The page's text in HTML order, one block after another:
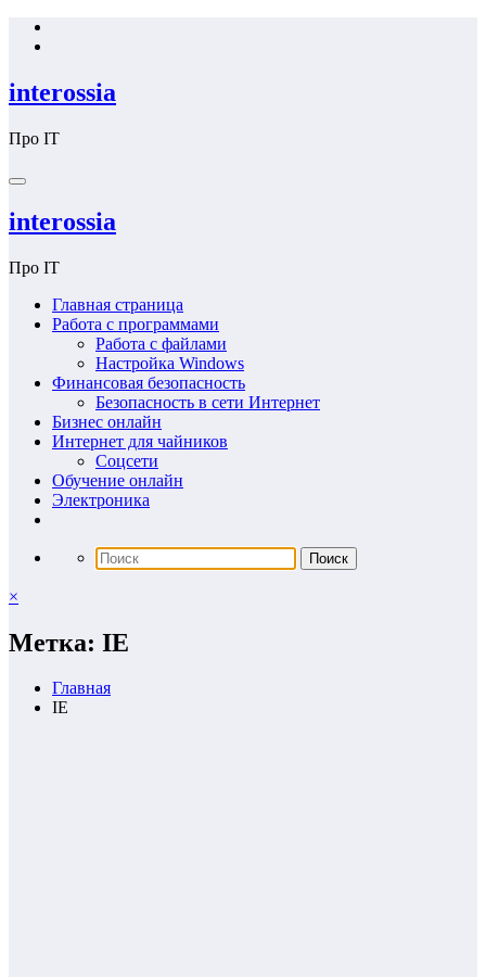
Перейти
interossia
Про IT
interossia
Про IT
Главная страница
Работа с программами
Работа с файлами
Настройка Windows
Финансовая безопасность
Безопасность в сети Интернет
Бизнес онлайн
Интернет для чайников
Соцсети
Обучение онлайн
Электроника
×
Метка: IE
Главная
IE